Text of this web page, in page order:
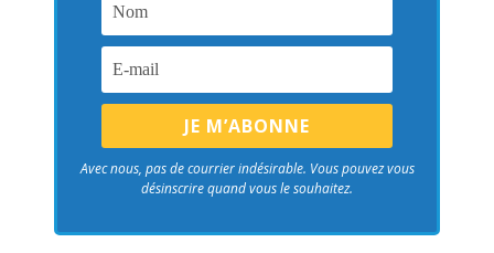
Avec nous, pas de courrier indésirable. Vous pouvez vous
désinscrire quand vous le souhaitez.